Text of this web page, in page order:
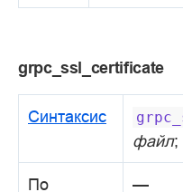
grpc_ssl_certificate
Синтаксис
файл;
По
—